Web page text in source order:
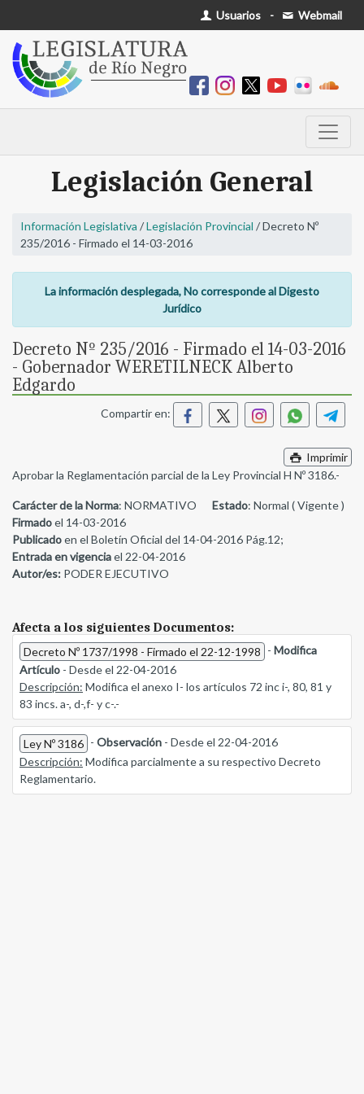
Usuarios - Webmail
Legislación General
Información Legislativa /Legislación Provincial / Decreto Nº
235/2016 - Firmado el 14-03-2016
La información desplegada, No corresponde al Digesto
Jurídico
Decreto Nº 235/2016 - Firmado el 14-03-2016
- Gobernador WERETILNECK Alberto
Edgardo
Compartir en:
Imprimir
Aprobar la Reglamentación parcial de la Ley Provincial H Nº 3186.-
Carácter de la Norma: NORMATIVO Estado: Normal ( Vigente )
Firmadoel 14-03-2016
Publicadoen el Boletín Oficial del 14-04-2016 Pág.12;
Entrada en vigenciael 22-04-2016
Autor/es: PODER EJECUTIVO
Afecta a los siguientes Documentos:
Decreto Nº 1737/1998 - Firmado el 22-12-1998 - Modifica
Artículo - Desde el 22-04-2016
Descripción: Modifica el anexo I- los artículos 72 inc i-, 80, 81 y
83 incs. a-, d-,f- y c-.-
Ley Nº 3186 - Observación - Desde el 22-04-2016
Descripción: Modifica parcialmente a su respectivo Decreto
Reglamentario.